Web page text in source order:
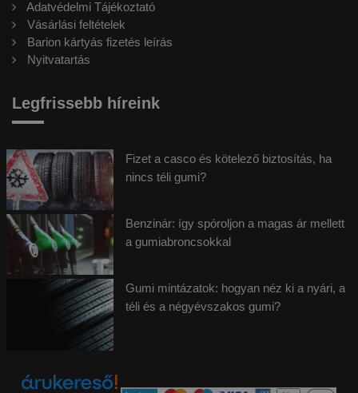
Adatvédelmi Tájékoztató
Vásárlási feltételek
Barion kártyás fizetés leírás
Nyitvatartás
Legfrissebb híreink
Fizet a casco és kötelező biztosítás, ha
nincs téli gumi?
Benzinár: így spóroljon a magas ár mellett
a gumiabroncsokkal
Gumi mintázatok: hogyan néz ki a nyári, a
téli és a négyévszakos gumi?